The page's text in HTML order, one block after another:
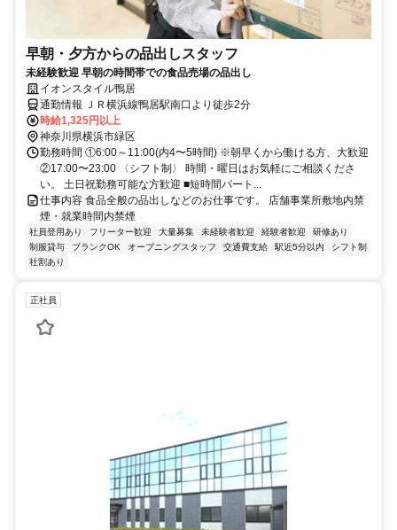
早朝・夕方からの品出しスタッフ
未経験歓迎 早朝の時間帯での食品売場の品出し
イオンスタイル鴨居
通勤情報 ＪＲ横浜線鴨居駅南口より徒歩2分
時給1,325円以上
神奈川県横浜市緑区
勤務時間 ①6:00～11:00(内4〜5時間) ※朝早くから働ける方、大歓迎
②17:00〜23:00 〈シフト制〉 時間・曜日はお気軽にご相談くださ
い。 土日祝勤務可能な方歓迎 ■短時間パート...
仕事内容 食品全般の品出しなどのお仕事です。 店舗事業所敷地内禁
煙・就業時間内禁煙
社員登用あり フリーター歓迎 大量募集 未経験者歓迎 経験者歓迎
研修あり
制服貸与
ブランクOK オープニングスタッフ 交通費支給 駅近5分以内
シフト制
社割あり
正社員